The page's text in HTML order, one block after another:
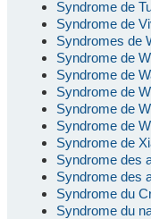
Syndrome de
Syndrome de
Syndromes de
Syndrome de
Syndrome de
Syndrome de
Syndrome de
Syndrome de
Syndrome de
Syndrome des
Syndrome des
Syndrome du
Syndrome du